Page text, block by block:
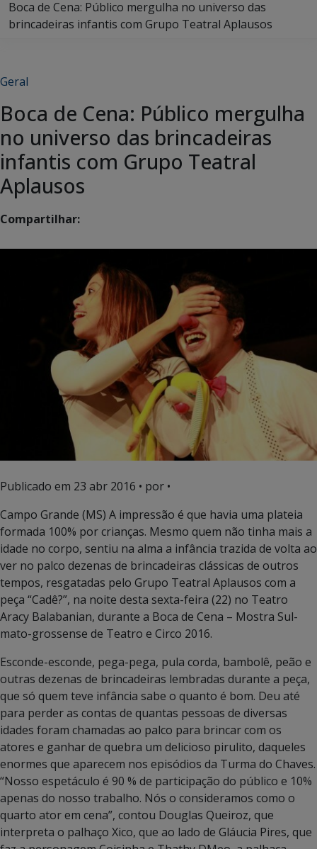
Boca de Cena: Público mergulha no universo das
brincadeiras infantis com Grupo Teatral Aplausos
Geral
Boca de Cena: Público mergulha
no universo das brincadeiras
infantis com Grupo Teatral
Aplausos
Compartilhar:
Publicado em 23 abr 2016 • por •
Campo Grande (MS) A impressão é que havia uma plateia
formada 100% por crianças. Mesmo quem não tinha mais a
idade no corpo, sentiu na alma a infância trazida de volta ao
ver no palco dezenas de brincadeiras clássicas de outros
tempos, resgatadas pelo Grupo Teatral Aplausos com a
peça “Cadê?”, na noite desta sexta-feira (22) no Teatro
Aracy Balabanian, durante a Boca de Cena – Mostra Sul-
mato-grossense de Teatro e Circo 2016.
Esconde-esconde, pega-pega, pula corda, bambolê, peão e
outras dezenas de brincadeiras lembradas durante a peça,
que só quem teve infância sabe o quanto é bom. Deu até
para perder as contas de quantas pessoas de diversas
idades foram chamadas ao palco para brincar com os
atores e ganhar de quebra um delicioso pirulito, daqueles
enormes que aparecem nos episódios da Turma do Chaves.
“Nosso espetáculo é 90 % de participação do público e 10%
apenas do nosso trabalho. Nós o consideramos como o
quarto ator em cena”, contou Douglas Queiroz, que
interpreta o palhaço Xico, que ao lado de Gláucia Pires, que